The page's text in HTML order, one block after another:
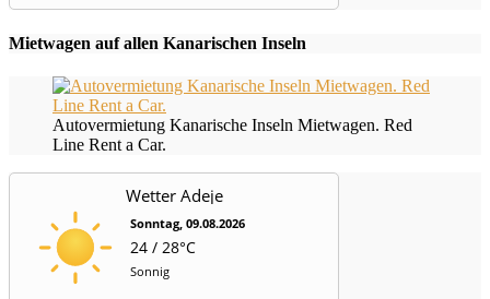
Mietwagen auf allen Kanarischen Inseln
Autovermietung Kanarische Inseln Mietwagen. Red
Line Rent a Car.
Wetter Adeje
Sonntag, 09.08.2026
24 / 28°C
Sonnig